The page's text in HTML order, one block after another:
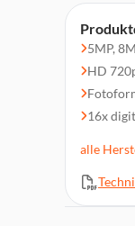
5MP,
HD
16x
Auto
Micro
alle